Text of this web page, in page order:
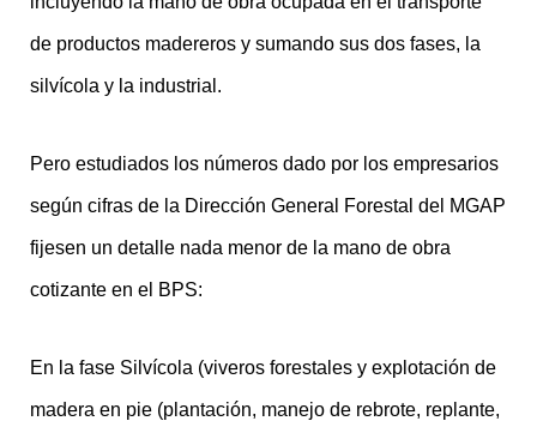
de productos madereros y sumando sus dos fases, la
silvícola y la industrial.
Pero estudiados los números dado por los empresarios
según cifras de la Dirección General Forestal del MGAP
fijesen un detalle nada menor de la mano de obra
cotizante en el BPS:
En la fase Silvícola (viveros forestales y explotación de
madera en pie (plantación, manejo de rebrote, replante,